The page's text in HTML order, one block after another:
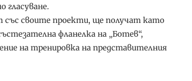
своите проекти, ще получат като
фланелка на „Ботев“,
на тренировка на представителния